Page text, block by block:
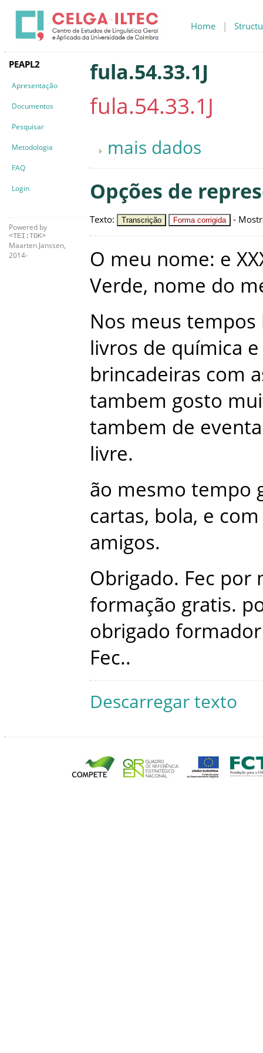
Home |
PEAPL2
Apresentação
Documentos
Pesquisar
Metodologia
FAQ
Login
Powered by
<TEI:TOK>
Maarten Janssen,
2014-
fula.54.33.1J
fula.54.33.1J
mais dados
Opções de
Texto: Transcrição Forma corrigida -
O meu nome: e
Verde, nome do
Nos meus tempos
livros de química e
brincadeiras com
tambem gosto
tambem de
livre.
ão mesmo tempo
cartas, bola, e com
amigos.
Obrigado. Fec por
formação gratis.
obrigado formador
Fec..
Descarregar texto